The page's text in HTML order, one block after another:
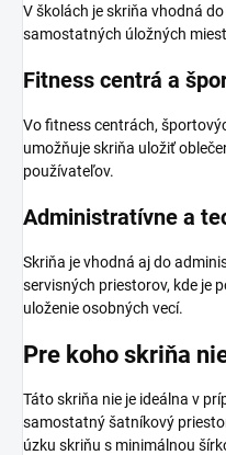
V školách je skriňa vhodná
samostatných úložných
Fitness centrá a
Vo fitness centrách,
umožňuje skriňa uložiť
používateľov.
Administratívne a
Skriňa je vhodná aj do
servisných priestorov, kde je
uloženie osobných vecí.
Pre koho skriňa
Táto skriňa nie je ideálna v
samostatný šatníkový
úzku skriňu s minimálnou